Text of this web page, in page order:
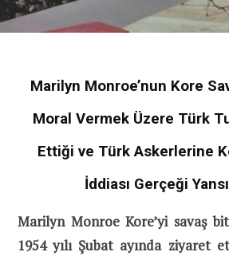
Marilyn Monroe’nun Kore
Moral Vermek Üzere Türk
Ettiği ve Türk Askerlerine
İddiası Gerçeği
Marilyn Monroe Kore’yi savaş
1954 yılı Şubat ayında ziyaret